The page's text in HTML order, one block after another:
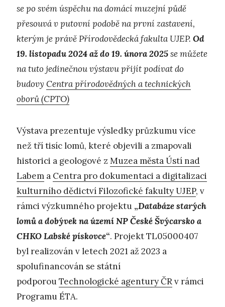
se po svém úspěchu na domácí muzejní půdě
přesouvá v putovní podobě na první zastavení,
kterým je právě Přírodovědecká fakulta UJEP. Od
19. listopadu 2024 až do 19. února 2025se můžete
na tuto jedinečnou výstavu přijít podívat do
budovy Centra přírodovědných a technických
oborů (CPTO)
Výstava prezentuje výsledky průzkumu více
než tří tisíc lomů, které objevili a zmapovali
historici a geologové z Muzea města Ústí nad
Labem a Centra pro dokumentaci a digitalizaci
kulturního dědictví Filozofické fakulty UJEP, v
rámci výzkumného projektu „Databáze starých
lomů a dobývek na území NP České Švýcarsko a
CHKO Labské pískovce“. Projekt TL05000407
byl realizován v letech 2021 až 2023 a
spolufinancován se státní
podporouTechnologické agentury ČRv rámci
Programu ÉTA.